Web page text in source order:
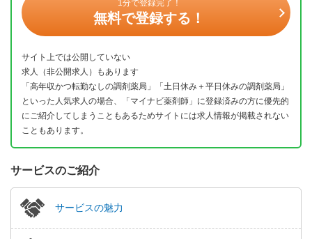
1分で登録完了！
無料で登録する！
サイト上では公開していない
求人（非公開求人）もあります
「高年収かつ転勤なしの調剤薬局」「土日休み＋平日休みの調剤薬局」
といった人気求人の場合、「マイナビ薬剤師」に登録済みの方に優先的
にご紹介してしまうこともあるためサイトには求人情報が掲載されない
こともあります。
サービスのご紹介
サービスの魅力